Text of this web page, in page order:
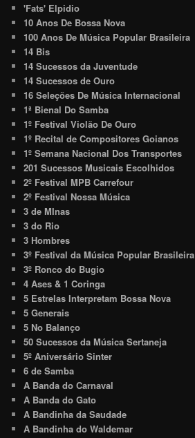
'Fats' Elpidio
10 Anos De Bossa Nova
100 Anos De Música Popular Brasileira
14 Bis
14 Sucessos da Juventude
14 Sucessos de Ouro
16 Seleções De Música Internacional
1ª Bienal Do Samba
1º Festival Violão De Ouro
1º Recital de Compositores Goianos
1º Semana Nacional Dos Transportes
201 Sucessos Musicais Escolhidos
2º Festival MPB Carrefour
2º Festival Nossa Música
3 de MInas
3 do Rio
3 Hombres
3º Festival da Música Popular Brasileira
3º Ronco do Bugio
4 Ases & 1 Coringa
5 Estrelas Interpretam Bossa Nova
5 Generais
5 No Balanço
50 Sucessos da Música Sertaneja
5º Aniversário Sinter
6 de Samba
A Banda do Carnaval
A Banda do Gato
A Bandinha da Saudade
A Bandinha do Waldemar